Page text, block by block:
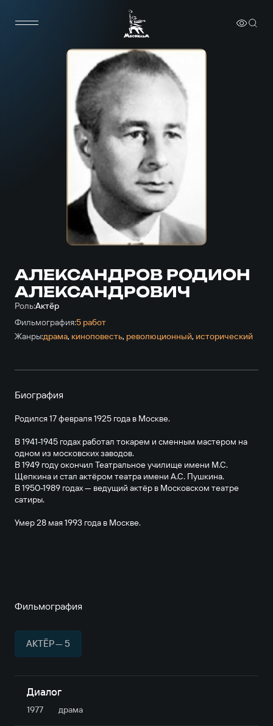
АЛЕКСАНДРОВ РОДИОН
АЛЕКСАНДРОВИЧ
Роль:Актёр
Фильмография:5 работ
Жанры:драма, киноповесть, революционный, исторический
Биография
Родился 17 февраля 1925 года в Москве.
В 1941-1945 годах работал токарем и сменным мастером на
одном из московских заводов.
В 1949 году окончил Театральное училище имени М.С.
Щепкина и стал актёром театра имени А.С. Пушкина.
В 1950-1989 годах — ведущий актёр в Московском театре
сатиры.
Умер 28 мая 1993 года в Москве.
Фильмография
АКТЁР — 5
Диалог
1977 драма